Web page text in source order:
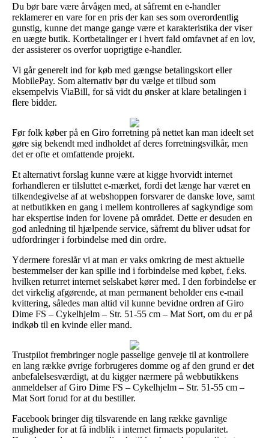
Du bør bare være årvågen med, at såfremt en e-handler
reklamerer en vare for en pris der kan ses som overordentlig
gunstig, kunne det mange gange være et karakteristika der viser
en uægte butik. Kortbetalinger er i hvert fald omfavnet af en lov,
der assisterer os overfor uoprigtige e-handler.
Vi går generelt ind for køb med gængse betalingskort eller
MobilePay. Som alternativ bør du vælge et tilbud som
eksempelvis ViaBill, for så vidt du ønsker at klare betalingen i
flere bidder.
Før folk køber på en Giro forretning på nettet kan man ideelt set
gøre sig bekendt med indholdet af deres forretningsvilkår, men
det er ofte et omfattende projekt.
Et alternativt forslag kunne være at kigge hvorvidt internet
forhandleren er tilsluttet e-mærket, fordi det længe har været en
tilkendegivelse af at webshoppen forsvarer de danske love, samt
at netbutikken en gang i mellem kontrolleres af sagkyndige som
har ekspertise inden for lovene på området. Dette er desuden en
god anledning til hjælpende service, såfremt du bliver udsat for
udfordringer i forbindelse med din ordre.
Ydermere foreslår vi at man er vaks omkring de mest aktuelle
bestemmelser der kan spille ind i forbindelse med købet, f.eks.
hvilken returret internet selskabet kører med. I den forbindelse er
det virkelig afgørende, at man permanent beholder ens e-mail
kvittering, således man altid vil kunne bevidne ordren af Giro
Dime FS – Cykelhjelm – Str. 51-55 cm – Mat Sort, om du er på
indkøb til en kvinde eller mand.
Trustpilot frembringer nogle passelige genveje til at kontrollere
en lang række øvrige forbrugeres domme og af den grund er det
anbefalelsesværdigt, at du kigger nærmere på webbutikkens
anmeldelser af Giro Dime FS – Cykelhjelm – Str. 51-55 cm –
Mat Sort forud for at du bestiller.
Facebook bringer dig tilsvarende en lang række gavnlige
muligheder for at få indblik i internet firmaets popularitet.